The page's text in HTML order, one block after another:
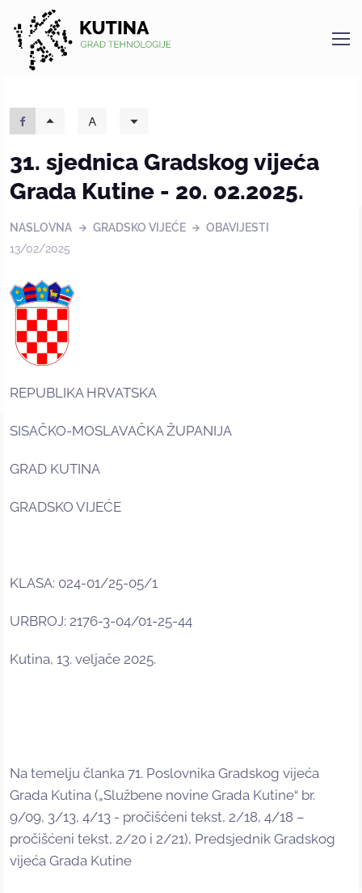
Kutina
31. sjednica Gradskog vijeća
Grada Kutine - 20. 02.2025.
NASLOVNA GRADSKO VIJEĆE
OBAVIJESTI
13/02/2025
REPUBLIKA HRVATSKA
SISAČKO-MOSLAVAČKA ŽUPANIJA
GRAD KUTINA
GRADSKO VIJEĆE
KLASA: 024-01/25-05/1
URBROJ: 2176-3-04/01-25-44
Kutina, 13. veljače 2025.
Na temelju članka 71. Poslovnika Gradskog vijeća
Grada Kutina („Službene novine Grada Kutine“ br.
9/09, 3/13, 4/13 - pročišćeni tekst, 2/18, 4/18 –
pročišćeni tekst, 2/20 i 2/21), Predsjednik Gradskog
vijeća Grada Kutine